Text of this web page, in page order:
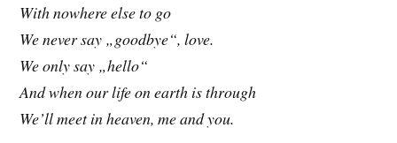
With nowhere else to go
We never say „goodbye“, love.
We only say „hello“
And when our life on earth is through
We’ll meet in heaven, me and you.